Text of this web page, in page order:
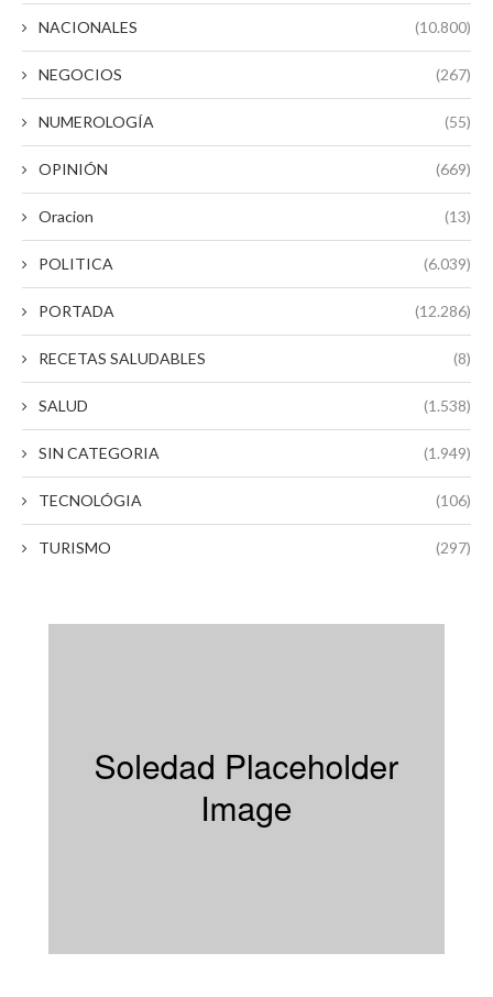
NACIONALES (10.800)
NEGOCIOS (267)
NUMEROLOGÍA (55)
OPINIÓN (669)
Oracion (13)
POLITICA (6.039)
PORTADA (12.286)
RECETAS SALUDABLES (8)
SALUD (1.538)
SIN CATEGORIA (1.949)
TECNOLÓGIA (106)
TURISMO (297)